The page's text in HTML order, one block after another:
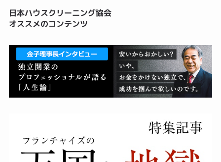
日本ハウスクリーニング協会
オススメのコンテンツ